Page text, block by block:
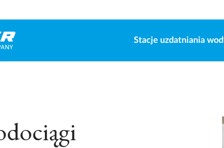
Stacje uzdatniania